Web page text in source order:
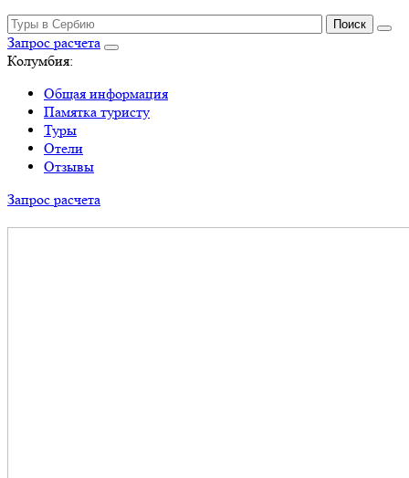
Запрос расчета
Колумбия:
Общая информация
Памятка туристу
Туры
Отели
Отзывы
Запрос расчета